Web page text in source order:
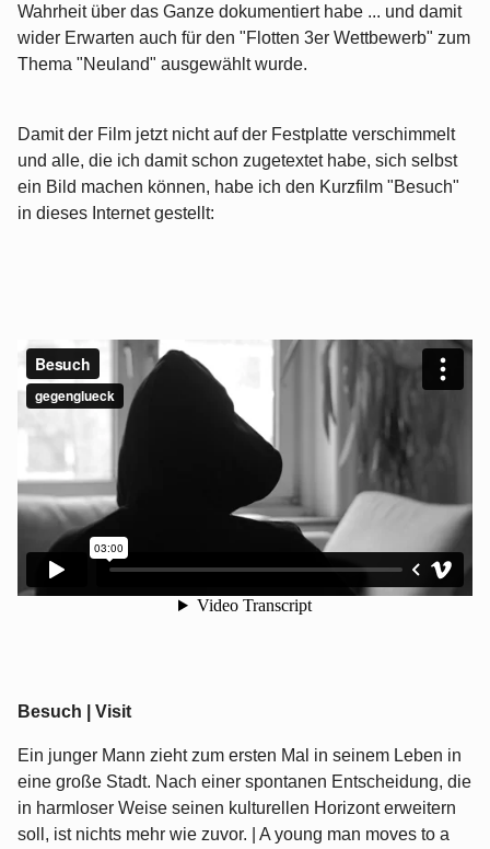
Wahrheit über das Ganze dokumentiert habe ... und damit
wider Erwarten auch für den "Flotten 3er Wettbewerb" zum
Thema "Neuland" ausgewählt wurde.
Damit der Film jetzt nicht auf der Festplatte verschimmelt
und alle, die ich damit schon zugetextet habe, sich selbst
ein Bild machen können, habe ich den Kurzfilm "Besuch"
in dieses Internet gestellt:
Besuch | Visit
Ein junger Mann zieht zum ersten Mal in seinem Leben in
eine große Stadt. Nach einer spontanen Entscheidung, die
in harmloser Weise seinen kulturellen Horizont erweitern
soll, ist nichts mehr wie zuvor. | A young man moves to a